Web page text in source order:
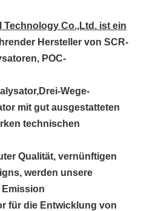
Co.,Ltd. ist ein
Hersteller von SCR-
POC-
Wege-
mit gut ausgestatteten
technischen
Qualität, vernünftigen
werden unsere
Emission
für die Entwicklung von